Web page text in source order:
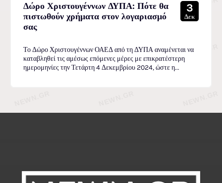
Δώρο Χριστουγέννων ΔΥΠΑ: Πότε θα
πιστωθούν χρήματα στον λογαριασμό
σας
3
Δεκ
Το Δώρο Χριστουγέννων ΟΑΕΔ από τη ΔΥΠΑ αναμένεται να
καταβληθεί τις αμέσως επόμενες μέρες με επικρατέστερη
ημερομηνίες την Τετάρτη 4 Δεκεμβρίου 2024, ώστε η...